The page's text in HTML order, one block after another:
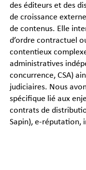
des éditeurs et des
de croissance
de contenus. Elle
d’ordre contractuel
contentieux
administratives
concurrence, CSA)
judiciaires. Nous
spécifique lié aux
contrats de
Sapin), e-réputation,